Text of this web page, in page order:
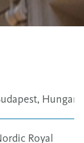
Hungary
Royal